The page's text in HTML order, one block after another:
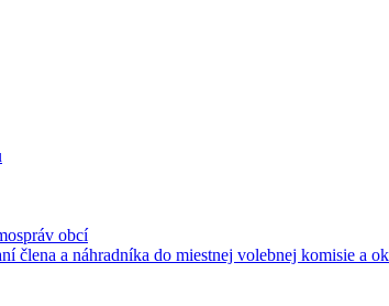
obcí
člena a náhradníka do miestnej volebnej komisie a